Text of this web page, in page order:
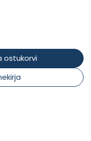
ostukorvi